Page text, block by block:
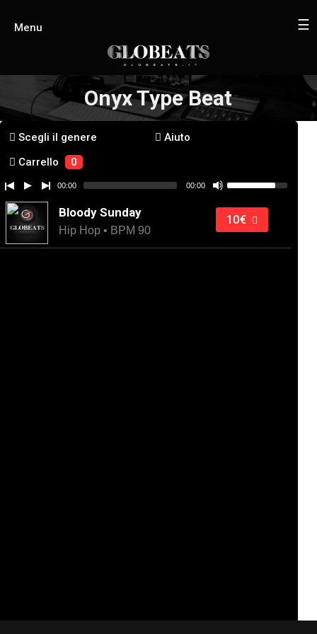
Menu ☰
Onyx Type Beat
Scegli il genere
Aiuto
Carrello
0
Bloody Sunday
Hip Hop • BPM 90
10€
00:00 00:00